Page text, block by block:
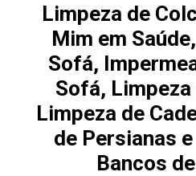
Limpeza de
Mim em
Sofá,
Sofá, Limpeza
Limpeza de
de Persianas
Bancos